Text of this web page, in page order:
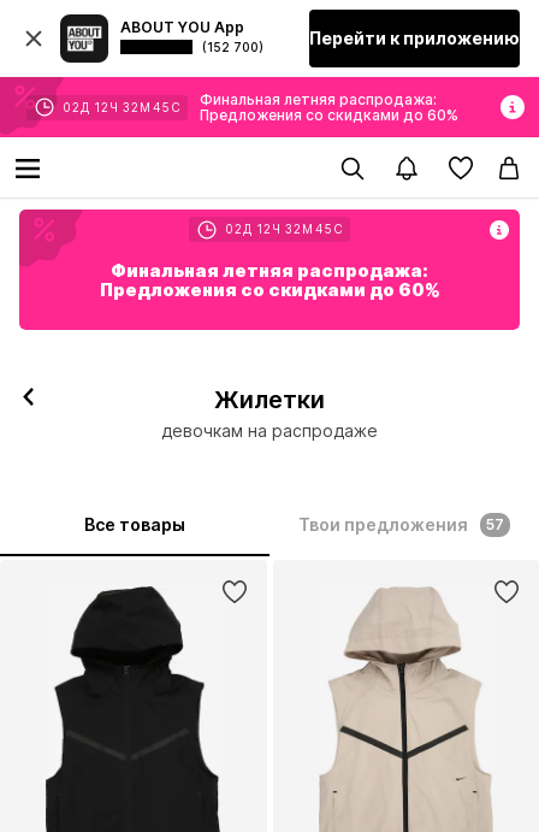
ABOUT YOU App
(152 700) Перейти к приложению
02 Д 12 Ч 32 М 43 С
Финальная летняя распродажа:
Предложения со скидками до 60%
02 Д 12 Ч 32 М 43 С
Финальная летняя распродажа:
Предложения со скидками до 60%
Жилетки
девочкам на распродаже
Все товары Твои предложения 57